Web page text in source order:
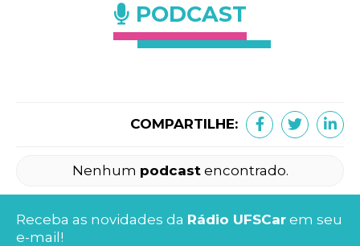
PODCAST
COMPARTILHE:
Nenhum podcastencontrado.
Receba as novidades da Rádio UFSCar em seu
e-mail!